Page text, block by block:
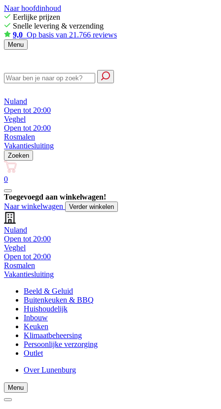
Naar hoofdinhoud
Eerlijke prijzen
Snelle levering & verzending
9,0 Op basis van 21.766 reviews
Menu
Nuland
Open tot 20:00
Veghel
Open tot 20:00
Rosmalen
Vakantiesluiting
Zoeken
0
Toegevoegd aan winkelwagen!
Naar winkelwagen
Verder winkelen
Nuland
Open tot 20:00
Veghel
Open tot 20:00
Rosmalen
Vakantiesluiting
Beeld & Geluid
Buitenkeuken & BBQ
Huishoudelijk
Inbouw
Keuken
Klimaatbeheersing
Persoonlijke verzorging
Outlet
Over Lunenburg
Menu